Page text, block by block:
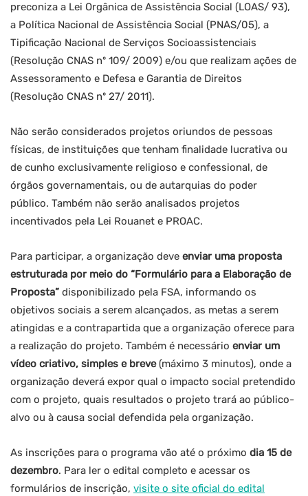
preconiza a Lei Orgânica de Assistência Social (LOAS/ 93),
a Política Nacional de Assistência Social (PNAS/05), a
Tipificação Nacional de Serviços Socioassistenciais
(Resolução CNAS nº 109/ 2009) e/ou que realizam ações de
Assessoramento e Defesa e Garantia de Direitos
(Resolução CNAS nº 27/ 2011).
Não serão considerados projetos oriundos de pessoas
físicas, de instituições que tenham finalidade lucrativa ou
de cunho exclusivamente religioso e confessional, de
órgãos governamentais, ou de autarquias do poder
público. Também não serão analisados projetos
incentivados pela Lei Rouanet e PROAC.
Para participar, a organização deve enviar uma proposta
estruturada por meio do “Formulário para a Elaboração de
Proposta” disponibilizado pela FSA, informando os
objetivos sociais a serem alcançados, as metas a serem
atingidas e a contrapartida que a organização oferece para
a realização do projeto. Também é necessário enviar um
vídeo criativo, simples e breve(máximo 3 minutos), onde a
organização deverá expor qual o impacto social pretendido
com o projeto, quais resultados o projeto trará ao público-
alvo ou à causa social defendida pela organização.
As inscrições para o programa vão até o próximo dia 15 de
dezembro. Para ler o edital completo e acessar os
formulários de inscrição, visite o site oficial do edital